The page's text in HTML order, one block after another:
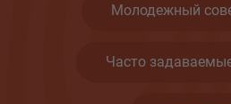
Молодежный
Часто